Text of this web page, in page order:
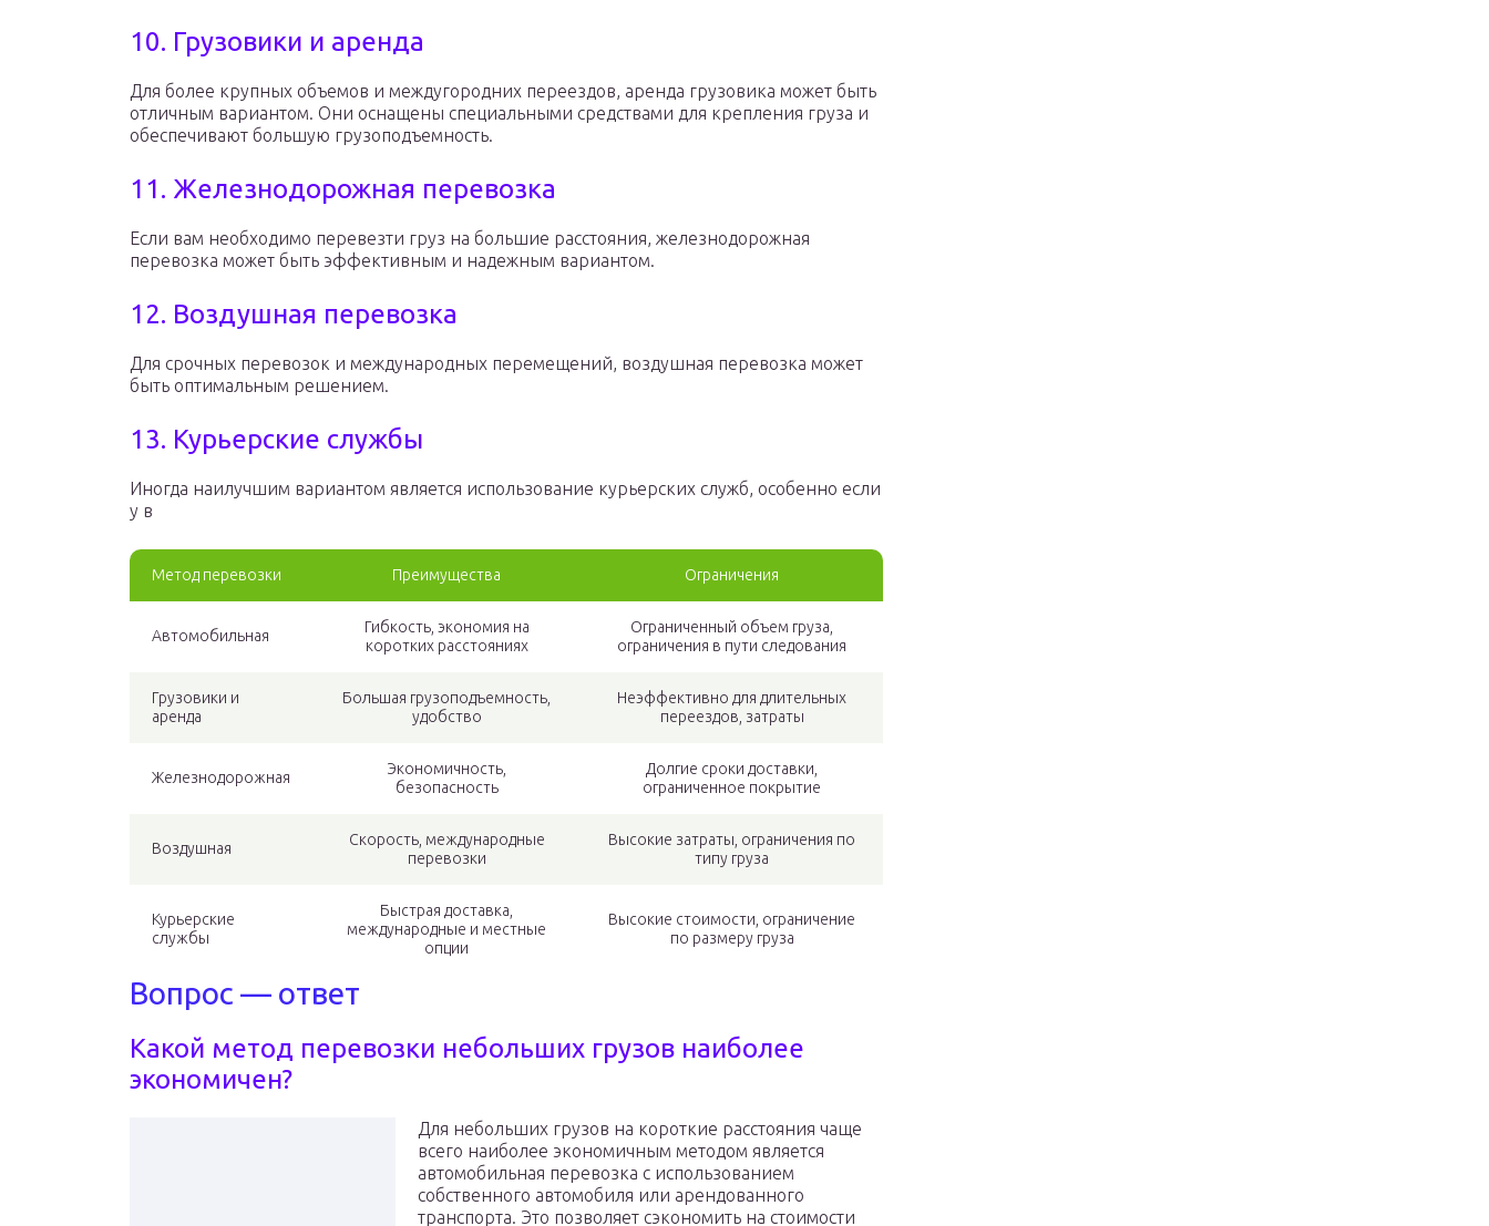
10. Грузовики и аренда
Для более крупных объемов и междугородних переездов, аренда грузовика может быть
отличным вариантом. Они оснащены специальными средствами для крепления груза и
обеспечивают большую грузоподъемность.
11. Железнодорожная перевозка
Если вам необходимо перевезти груз на большие расстояния, железнодорожная
перевозка может быть эффективным и надежным вариантом.
12. Воздушная перевозка
Для срочных перевозок и международных перемещений, воздушная перевозка может
быть оптимальным решением.
13. Курьерские службы
Иногда наилучшим вариантом является использование курьерских служб, особенно если
у в
Метод перевозки Преимущества Ограничения
Автомобильная
Гибкость, экономия на
коротких расстояниях
Ограниченный объем груза,
ограничения в пути следования
Грузовики и
аренда
Большая грузоподъемность,
удобство
Неэффективно для длительных
переездов, затраты
Железнодорожная
Экономичность,
безопасность
Долгие сроки доставки,
ограниченное покрытие
Воздушная
Скорость, международные
перевозки
Высокие затраты, ограничения по
типу груза
Курьерские
службы
Быстрая доставка,
международные и местные
опции
Высокие стоимости, ограничение
по размеру груза
Вопрос — ответ
Какой метод перевозки небольших грузов наиболее
экономичен?
Для небольших грузов на короткие расстояния чаще
всего наиболее экономичным методом является
автомобильная перевозка с использованием
собственного автомобиля или арендованного
транспорта. Это позволяет сэкономить на стоимости